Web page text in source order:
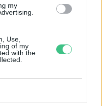
my
Use,
of my
with the
a világ
övezete
kisgyerekkel –